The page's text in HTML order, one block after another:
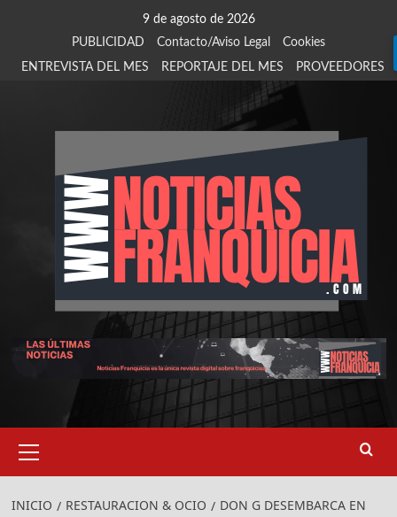
9 de agosto de 2026
PUBLICIDAD
Contacto/Aviso Legal
Cookies
ENTREVISTA DEL MES
REPORTAJE DEL MES PROVEEDORES
primario
INICIO RESTAURACION & OCIO
DON G DESEMBARCA EN
924